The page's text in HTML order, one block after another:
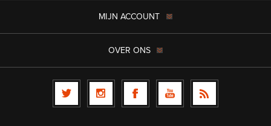
MIJN ACCOUNT
OVER ONS